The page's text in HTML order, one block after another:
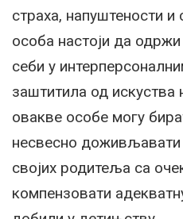
страха, напуштености
особа настоји да
себи у
заштитила од искуства
овакве особе могу
несвесно доживљавати
својих родитеља са
компензовати